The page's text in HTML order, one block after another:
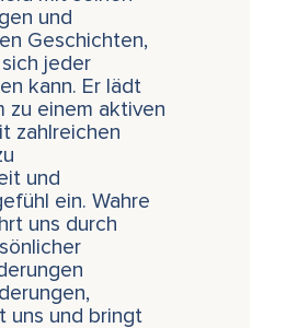
und
Geschichten,
jeder
kann. Er lädt
zu einem aktiven
zahlreichen
und
ein. Wahre
uns durch
uns und bringt